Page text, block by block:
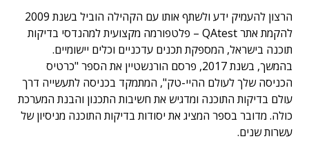
הרצון להעמיק ידע ולשתף אותו עם הקהילה הוביל בשנת 2009
להקמת אתר QAtest – פלטפורמה מקצועית למהנדסי בדיקות
תוכנה בישראל, המספקת תכנים עדכניים וכלים יישומיים.
בהמשך, בשנת 2017, פרסם הורנשטיין את הספר "כרטיס
הכניסה שלך לעולם ההיי-טק", המתמקד בכניסה לתעשייה דרך
עולם בדיקות התוכנה ומדגיש את חשיבות התכנון והבנת המערכת
כולה. מדובר בספר המציג את יסודות בדיקות התוכנה מניסיון של
עשרות שנים.